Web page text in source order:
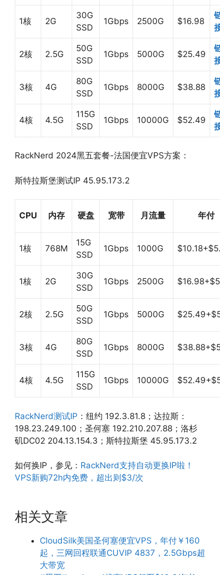
1核 2G
30G
SSD
1Gbps 2500G $16.98
2核 2.5G
50G
SSD
1Gbps 5000G $25.49
3核 4G
80G
SSD
1Gbps 8000G $38.88
4核 4.5G
115G
SSD
1Gbps 10000G $52.49
RackNerd 2024黑五套餐-法国便宜VPS方案：
斯特拉斯堡测试IP 45.95.173.2
CPU 内存 硬盘 宽带 月流量 年付
1核 768M
15G
SSD
1Gbps 1000G
1核 2G
30G
SSD
1Gbps 2500G
2核 2.5G
50G
SSD
1Gbps 5000G
3核 4G
80G
SSD
1Gbps 8000G
4核 4.5G
115G
SSD
1Gbps 10000G
RackNerd测试IP ：纽约 192.3.81.8；达拉斯：
198.23.249.100；圣何塞 192.210.207.88；洛杉
矶DC02 204.13.154.3；斯特拉斯堡 45.95.173.2
如何换IP，参见： RackNerd支持自动更换IP啦！
VPS新购72h内免费，超出则$3/次
相关文章
CloudSilk美国圣何塞便宜VPS，年付￥160
起，三网回程联通CUVIP 4837，2.5Gbps超
大带宽